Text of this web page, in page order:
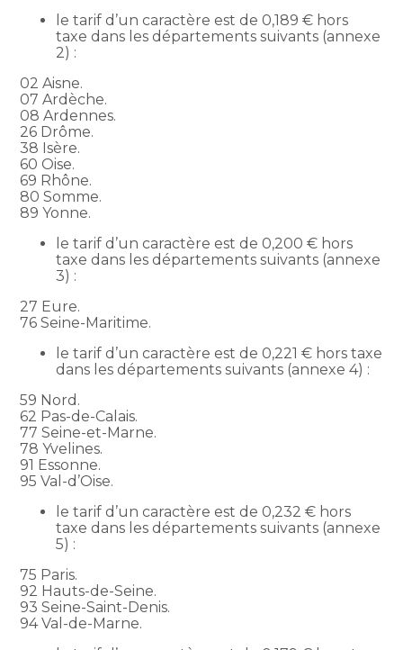
le tarif d’un caractère est de 0,189 € hors
taxe dans les départements suivants (annexe
2) :
02 Aisne.
07 Ardèche.
08 Ardennes.
26 Drôme.
38 Isère.
60 Oise.
69 Rhône.
80 Somme.
89 Yonne.
le tarif d’un caractère est de 0,200 € hors
taxe dans les départements suivants (annexe
3) :
27 Eure.
76 Seine-Maritime.
le tarif d’un caractère est de 0,221 € hors taxe
dans les départements suivants (annexe 4) :
59 Nord.
62 Pas-de-Calais.
77 Seine-et-Marne.
78 Yvelines.
91 Essonne.
95 Val-d’Oise.
le tarif d’un caractère est de 0,232 € hors
taxe dans les départements suivants (annexe
5) :
75 Paris.
92 Hauts-de-Seine.
93 Seine-Saint-Denis.
94 Val-de-Marne.